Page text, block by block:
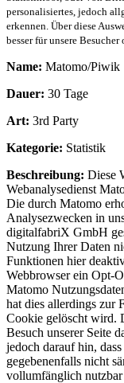
personalisiertes, jedoch
erkennen. Über diese
besser für unsere Besucher
Name: Matomo/Piwik
Dauer: 30 Tage
Art: 3rd Party
Kategorie: Statistik
Beschreibung: Diese
Webanalysedienst
Die durch Matomo
Analysezwecken in
digitalfabriX GmbH
Nutzung Ihrer Daten
Funktionen hier
Webbrowser ein Opt-
Matomo
hat dies allerdings zur
Cookie gelöscht wird.
Besuch unserer Seite
jedoch darauf hin,
gegebenenfalls nicht
vollumfänglich nutzbar